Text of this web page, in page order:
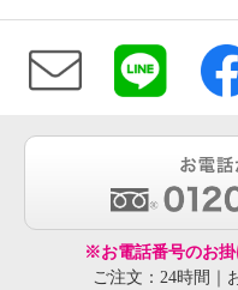
※お電話番号のお掛
ご注文：24時間｜